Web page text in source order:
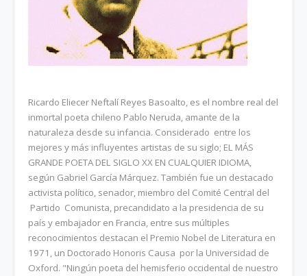
Ricardo Eliecer Neftalí Reyes Basoalto, es el nombre real del
inmortal poeta chileno Pablo Neruda, amante de la
naturaleza desde su infancia. Considerado entre los
mejores y más influyentes artistas de su siglo; EL MÁS
GRANDE POETA DEL SIGLO XX EN CUALQUIER IDIOMA,
según Gabriel García Márquez. También fue un destacado
activista político, senador, miembro del Comité Central del
Partido Comunista, precandidato a la presidencia de su
país y embajador en Francia, entre sus múltiples
reconocimientos destacan el Premio Nobel de Literatura en
1971, un Doctorado Honoris Causa por la Universidad de
Oxford. "Ningún poeta del hemisferio occidental de nuestro